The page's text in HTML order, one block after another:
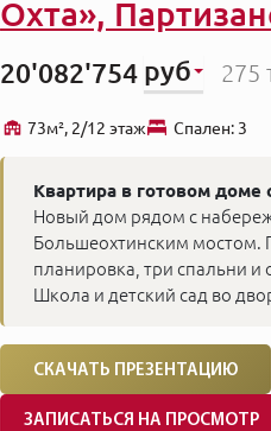
Охта»,
20'082'754 руб 275
73м², 2/12 этаж Cпален: 3
Квартира в готовом доме
Новый дом рядом с
Большеохтинским мостом.
планировка, три спальни и
Школа и детский сад во
СКАЧАТЬ ПРЕЗЕНТАЦИЮ
ЗАПИСАТЬСЯ НА ПРОСМОТР